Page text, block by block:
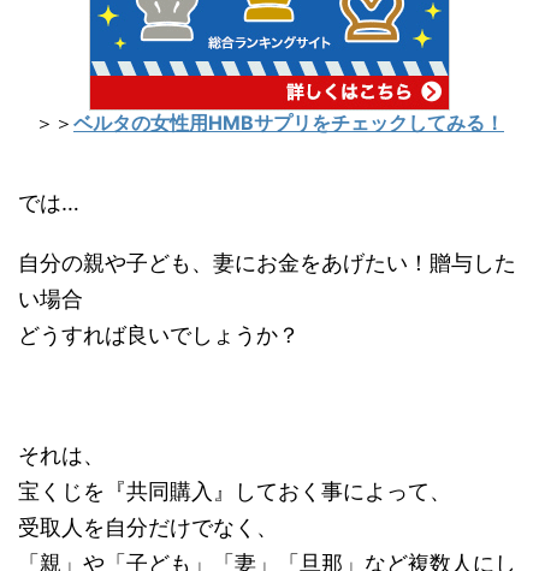
＞＞ ベルタの女性用HMBサプリをチェックしてみる！
では…
自分の親や子ども、妻にお金をあげたい！贈与した
い場合
どうすれば良いでしょうか？
それは、
宝くじを『共同購入』しておく事によって、
受取人を自分だけでなく、
「親」や「子ども」「妻」「旦那」など複数人にし